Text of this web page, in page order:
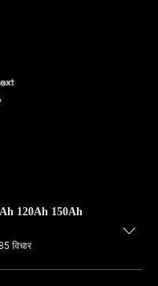
120Ah 150Ah
विचार